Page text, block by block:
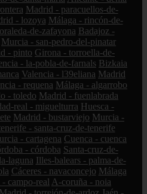
Madrid - paracuellos-de-
- lozoya Málaga - rincón-de-
de-zafayona Badajoz -
Murcia - san-pedro-del-pinatar
- pinto Girona - torroella-de-
- la-pobla-de-farnals Bizkaia
Valencia - l39eliana Madrid
- requena Málaga - algarrobo
- toledo Madrid - fuenlabrada
real - miguelturra Huesca -
Madrid - bustarviejo Murcia -
- santa-cruz-de-tenerife
- cartagena Cuenca - cuenca
- córdoba Santa-cruz-de-
laguna Illes-balears - palma-de-
Cáceres - navaconcejo Málaga
campo-real A-coruña - noia